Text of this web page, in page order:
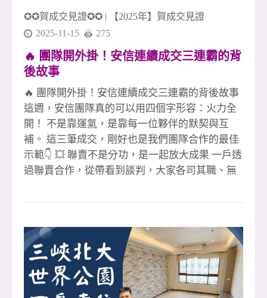
✪✪賀成交見證✪✪ |
【2025年】賀成交見證
2025-11-15
275
🔥 團隊開外掛！安信連續成交三連霸的背
後故事
🔥 團隊開外掛！安信連續成交三連霸的背後故事
這週，安信團隊真的可以用四個字形容：火力全
開！ 不是靠運氣，是靠每一位夥伴的默契與互
補。 這三筆成交，剛好也是我們團隊合作的最佳
示範👇 💥 聯賣不是分功，是一起放大成果 一戶透
過聯賣合作，從帶看到談判，大家各司其職、無
放心成交」這一件事。 💥 專員人在國外，案件照
夥伴即刻補位，從客戶溝通到交付流程， 讓案件
不因距離而停擺，成交不打折。 💥 夥伴買賣全
炮，靠的不只是拚，是團隊撐 第三戶更狂！ 直接
買賣全炮完成，看似一個人爆發， 其實背後是整
個團隊默默做球與支援， 今天你扛我，明天我補